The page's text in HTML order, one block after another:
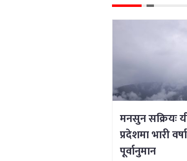
मनसुन सक्रियः
प्रदेशमा भारी
पूर्वानुमान